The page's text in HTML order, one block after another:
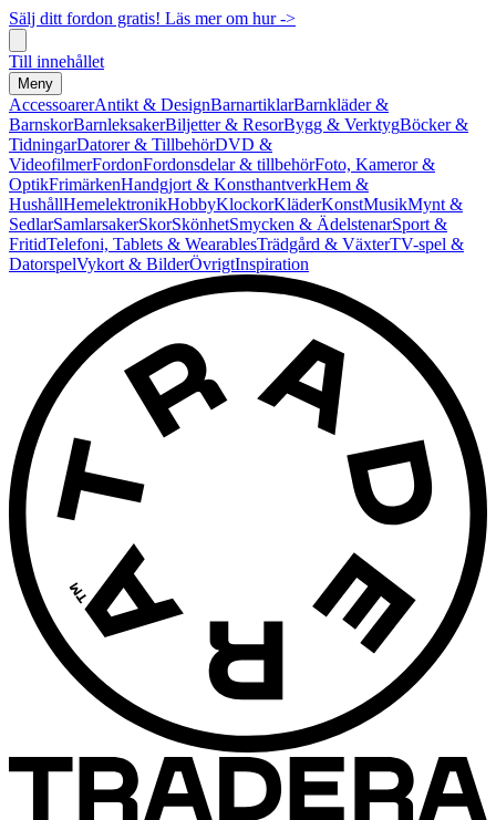
Sälj ditt fordon gratis! Läs mer om hur ->
Till innehållet
Meny
AccessoarerAntikt & DesignBarnartiklarBarnkläder &
BarnskorBarnleksakerBiljetter & ResorBygg & VerktygBöcker &
TidningarDatorer & TillbehörDVD &
VideofilmerFordonFordonsdelar & tillbehörFoto, Kameror &
OptikFrimärkenHandgjort & KonsthantverkHem &
HushållHemelektronikHobbyKlockorKläderKonstMusikMynt &
SedlarSamlarsakerSkorSkönhetSmycken & ÄdelstenarSport &
FritidTelefoni, Tablets & WearablesTrädgård & VäxterTV-spel &
DatorspelVykort & BilderÖvrigtInspiration